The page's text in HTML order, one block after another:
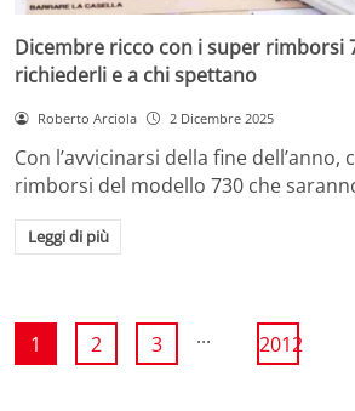
Dicembre ricco con i super rimborsi
richiederli e a chi spettano
Roberto Arciola 2 Dicembre 2025
Con l’avvicinarsi della fine dell’anno,
rimborsi del modello 730 che
Leggi di più
1 2 3 ... 2012